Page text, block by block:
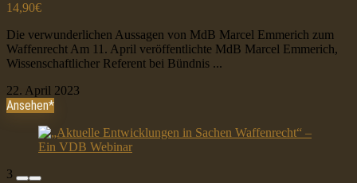
14,90€
Die verwunderlichen Aussagen von MdB Marcel Emmerich zum
Waffenrecht Am 11. April veröffentlichte MdB Marcel Emmerich,
Wissenschaftlicher Referent bei Bündnis ...
22. April 2023
Ansehen*
3